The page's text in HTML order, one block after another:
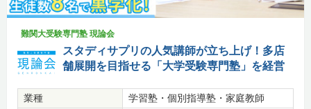
難関大受験専門塾 現論会
スタディサプリの人気講師が立ち上げ！多店
舗展開を目指せる「大学受験専門塾」を経営
業種
学習塾・個別指導塾・家庭教師